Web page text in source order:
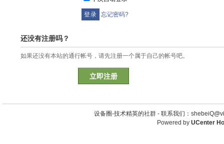
忘记密码?
还没有注册吗？
如果还没有本站的通行帐号，请先注册一个属于自己的帐号吧。
立即注册
设备圈-技术精英的社群 - 联系我们：
Powered by UCenter